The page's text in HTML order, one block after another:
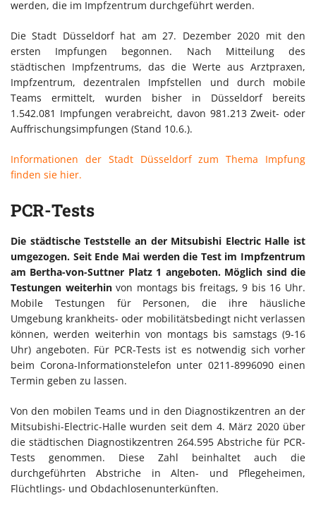
werden, die im Impfzentrum durchgeführt werden.
Die Stadt Düsseldorf hat am 27. Dezember 2020 mit den
ersten Impfungen begonnen. Nach Mitteilung des
städtischen Impfzentrums, das die Werte aus Arztpraxen,
Impfzentrum, dezentralen Impfstellen und durch mobile
Teams ermittelt, wurden bisher in Düsseldorf bereits
1.542.081 Impfungen verabreicht, davon 981.213 Zweit- oder
Auffrischungsimpfungen (Stand 10.6.).
Informationen der Stadt Düsseldorf zum Thema Impfung
finden sie hier.
PCR-Tests
Die städtische Teststelle an der Mitsubishi Electric Halle ist
umgezogen. Seit Ende Mai werden die Test im Impfzentrum
am Bertha-von-Suttner Platz 1 angeboten. Möglich sind die
Testungen weiterhinvon montags bis freitags, 9 bis 16 Uhr.
Mobile Testungen für Personen, die ihre häusliche
Umgebung krankheits- oder mobilitätsbedingt nicht verlassen
können, werden weiterhin von montags bis samstags (9-16
Uhr) angeboten. Für PCR-Tests ist es notwendig sich vorher
beim Corona-Informationstelefon unter 0211-8996090 einen
Termin geben zu lassen.
Von den mobilen Teams und in den Diagnostikzentren an der
Mitsubishi-Electric-Halle wurden seit dem 4. März 2020 über
die städtischen Diagnostikzentren 264.595 Abstriche für PCR-
Tests genommen. Diese Zahl beinhaltet auch die
durchgeführten Abstriche in Alten- und Pflegeheimen,
Flüchtlings- und Obdachlosenunterkünften.